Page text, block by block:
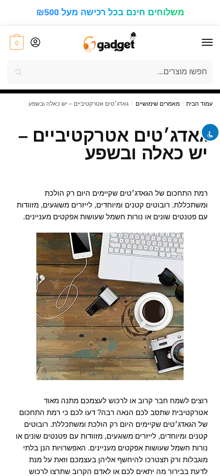
משלוחים חינם בכל רכישה מעל ₪500
0
7%הנחה
על כל סל הקניות! בכל רכישה!
עמוד הבית / מאמרים שימושיים / גאדג׳טים אטרקטיביים – יש כאלה ובשפע
גאדג׳טים אטרקטיביים –
יש כאלה ובשפע
רמת התחכום של הגאדג׳טים שקיימים היום רק הולכת
ומשתכללת. רובוטים קטנים ומיוחדים, לייזרים משוגעים, מזוודות
עם פטנטים שונים או נורות חשמל שעושות אפקטים מעניינים.
רוצים לשמח חבר קרוב או לרכוש לעצמכם מתנה מאוד
אטרקטיבית שתסב לכם הנאה רבה? דעו לכם כי רמת התחכום
של הגאדג׳טים שקיימים היום רק הולכת ומשתכללת. רובוטים
קטנים ומיוחדים, לייזרים משוגעים, מזוודות עם פטנטים שונים או
נורות חשמל שעושות אפקטים מעניינים. האפשרויות הנן בלתי
מוגבלות ורק תצטרכו להיחשף אליהן בעצמכם וזאת על מנת
לדעת בבירור מה יתאים לכם או לאדם הקרוב שתרצו לרכוש
keyboard ניווט במקלדת
zoom_out להקטין את התצוגה
remove_circle_outline הקטן את הגופן
add_circle_outline הגדל את הגופן
brightness_low ניגודיות כהה
format_underlined קו תחתון קישורים
סמן קישורים
אפס את כל האפשרויות
cached
השאר פידבק
תצהיר נגישות